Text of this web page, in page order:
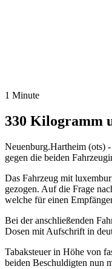
1 Minute
330 Kilogramm
Neuenburg.Hartheim (ots)
gegen die beiden
Das Fahrzeug mit
gezogen. Auf die Frage
welche für einen
Bei der anschließenden
Dosen mit Aufschrift in
Tabaksteuer in Höhe von
beiden Beschuldigten nun